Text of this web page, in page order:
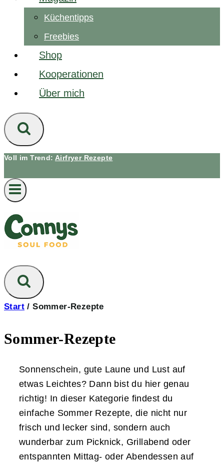
Küchentipps
Freebies
Shop
Kooperationen
Über mich
Voll im Trend: Airfryer Rezepte
Start / Sommer-Rezepte
Sommer-Rezepte
Sonnenschein, gute Laune und Lust auf
etwas Leichtes? Dann bist du hier genau
richtig! In dieser Kategorie findest du
einfache Sommer Rezepte, die nicht nur
frisch und lecker sind, sondern auch
wunderbar zum Picknick, Grillabend oder
entspannten Mittag- oder Abendessen auf